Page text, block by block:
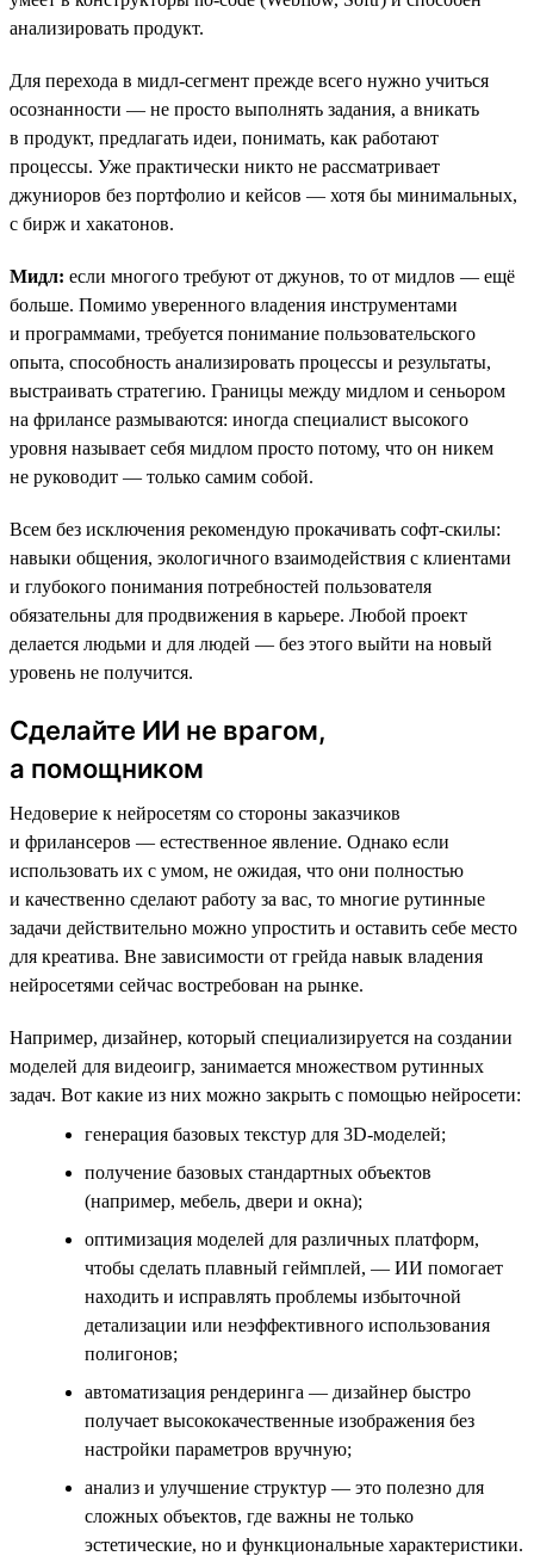
анализировать продукт.
Для перехода в мидл-сегмент прежде всего нужно учиться
осознанности — не просто выполнять задания, а вникать
в продукт, предлагать идеи, понимать, как работают
процессы. Уже практически никто не рассматривает
джуниоров без портфолио и кейсов — хотя бы минимальных,
с бирж и хакатонов.
Мидл: eсли многого требуют от джунов, то от мидлов — ещё
больше. Помимо уверенного владения инструментами
и программами, требуется понимание пользовательского
опыта, способность анализировать процессы и результаты,
выстраивать стратегию. Границы между мидлом и сеньором
на фрилансе размываются: иногда специалист высокого
уровня называет себя мидлом просто потому, что он никем
не руководит — только самим собой.
Всем без исключения рекомендую прокачивать софт-скилы:
навыки общения, экологичного взаимодействия с клиентами
и глубокого понимания потребностей пользователя
обязательны для продвижения в карьере. Любой проект
делается людьми и для людей — без этого выйти на новый
уровень не получится.
Сделайте ИИ не врагом,
а помощником
Недоверие к нейросетям со стороны заказчиков
и фрилансеров — естественное явление. Однако если
использовать их с умом, не ожидая, что они полностью
и качественно сделают работу за вас, то многие рутинные
задачи действительно можно упростить и оставить себе место
для креатива. Вне зависимости от грейда навык владения
нейросетями сейчас востребован на рынке.
Например, дизайнер, который специализируется на создании
моделей для видеоигр, занимается множеством рутинных
задач. Вот какие из них можно закрыть с помощью нейросети:
генерация базовых текстур для 3D-моделей;
получение базовых стандартных объектов
(например, мебель, двери и окна);
оптимизация моделей для различных платформ,
чтобы сделать плавный геймплей, — ИИ помогает
находить и исправлять проблемы избыточной
детализации или неэффективного использования
полигонов;
автоматизация рендеринга — дизайнер быстро
получает высококачественные изображения без
настройки параметров вручную;
анализ и улучшение структур — это полезно для
сложных объектов, где важны не только
эстетические, но и функциональные характеристики.